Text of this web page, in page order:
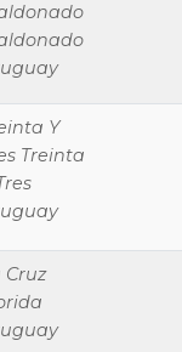
Y
Treinta
Cruz